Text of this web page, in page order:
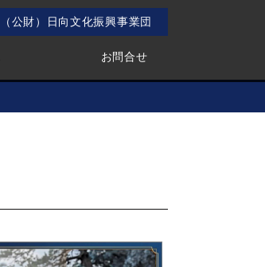
（公財）日向文化振興事業団
お問合せ